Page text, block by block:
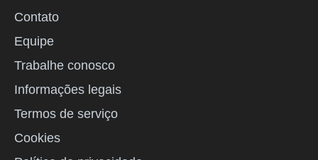
Contato
Equipe
Trabalhe conosco
Informações legais
Termos de serviço
Cookies